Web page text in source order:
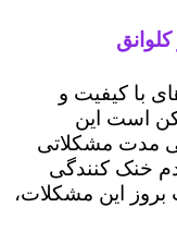
با کیفیت و
است این
مدت مشکلاتی
خنک کنندگی
بروز این مشکلات،